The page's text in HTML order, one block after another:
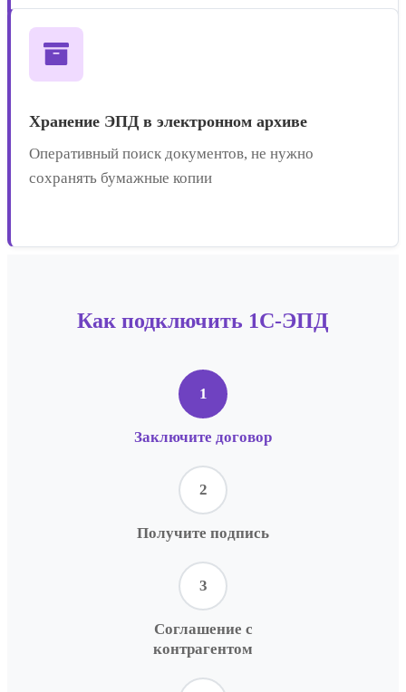
Хранение ЭПД в электронном архиве
Оперативный поиск документов, не нужно
сохранять бумажные копии
Как подключить 1С-ЭПД
1
Заключите договор
2
Получите подпись
3
Соглашение с
контрагентом